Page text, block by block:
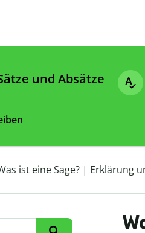
und Absätze
ist eine Sage? | Erklärung